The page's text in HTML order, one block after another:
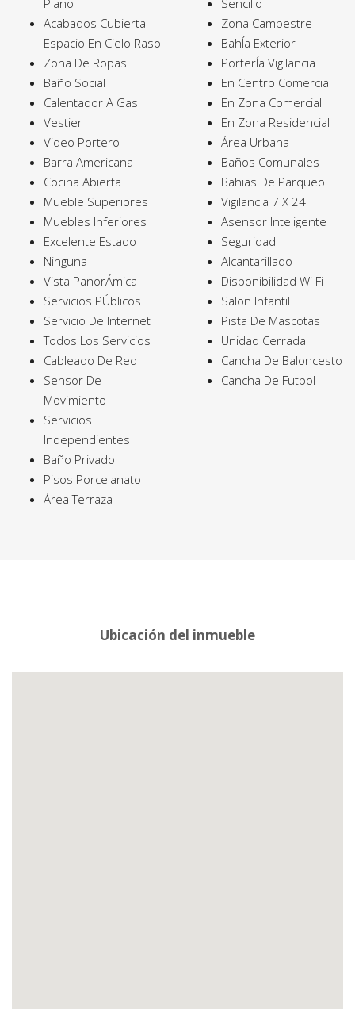
Acabados Cubierta
Espacio En Cielo Raso
Zona De Ropas
Baño Social
Calentador A Gas
Vestier
Video Portero
Barra Americana
Cocina Abierta
Mueble Superiores
Muebles Inferiores
Excelente Estado
Ninguna
Vista PanorÁmica
Servicios PÚblicos
Servicio De Internet
Todos Los Servicios
Cableado De Red
Sensor De
Movimiento
Servicios
Independientes
Baño Privado
Pisos Porcelanato
Área Terraza
Zona Campestre
BahÍa Exterior
PorterÍa Vigilancia
En Centro Comercial
En Zona Comercial
En Zona Residencial
Área Urbana
Baños Comunales
Bahias De Parqueo
Vigilancia 7 X 24
Asensor Inteligente
Seguridad
Alcantarillado
Disponibilidad Wi Fi
Salon Infantil
Pista De Mascotas
Unidad Cerrada
Cancha De Baloncesto
Cancha De Futbol
Ubicación del inmueble